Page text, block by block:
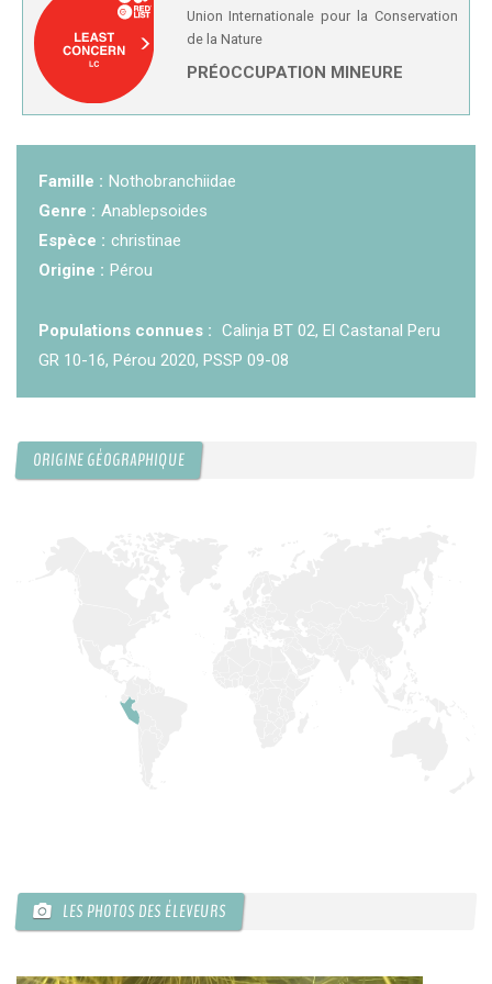
12 sep 2026
KCF ÎLE DE FRANCE :
de Septembre
13 sep 2026
KCF NORMANDIE :Réunion de SectionEn
CZKA RÉPUBLIQUE TCHÈQUE :
CZKA 2026
25-27 sep 2026 KCF FRANCE :
16-18 oct 2026 APK PORTUGAL :Congrès de l'APK 2026
Union Internationale pour la Conservation
de la Nature
PRÉOCCUPATION MINEURE
Famille : Nothobranchiidae
Genre : Anablepsoides
Espèce : christinae
Origine : Pérou
Populations connues : Calinja BT 02, El Castanal Peru
GR 10-16, Pérou 2020, PSSP 09-08
ORIGINE GÉOGRAPHIQUE
LES PHOTOS DES ÉLEVEURS